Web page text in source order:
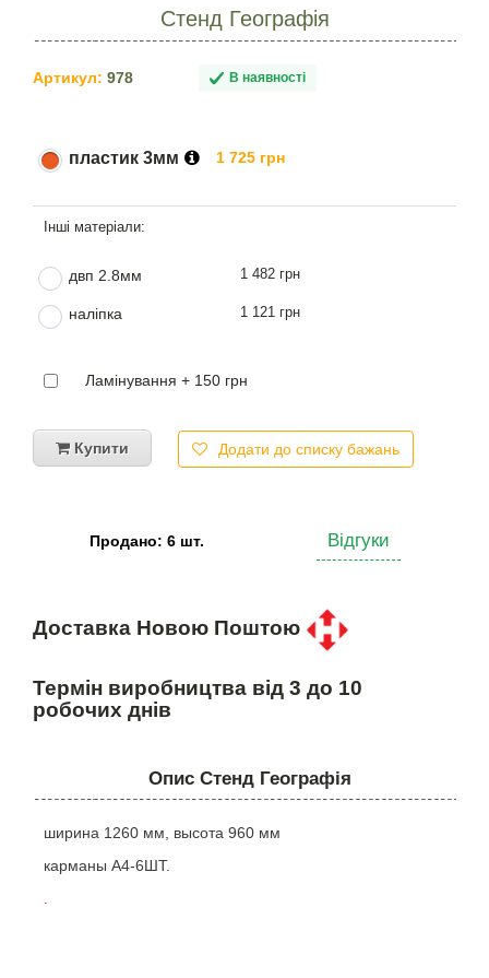
Стенд Географія
Артикул: 978 В наявності
пластик 3мм 1 725 грн
двп 2.8мм 1 482 грн
наліпка 1 121 грн
Ламінування + 150 грн
Купити Додати до списку бажань
Продано: 6 шт. Відгуки
Доставка Новою Поштою
Термін виробництва від 3 до 10
робочих днів
Опис Стенд Географія
ширина 1260 мм, высота 960 мм
карманы А4-6ШТ.
.